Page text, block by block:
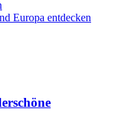
Europa entdecken